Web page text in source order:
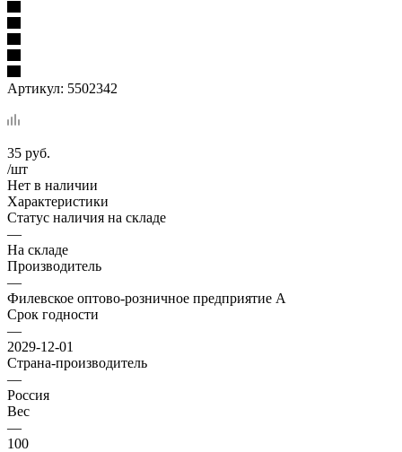
Артикул: 5502342
35 руб.
/шт
Нет в наличии
Характеристики
Статус наличия на складе
—
На складе
Производитель
—
Филевское оптово-розничное предприятие А
Срок годности
—
2029-12-01
Страна-производитель
—
Россия
Вес
—
100